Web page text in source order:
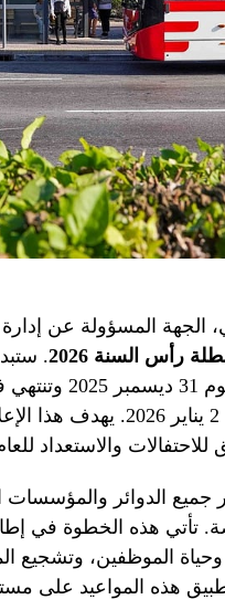
الجهة المسؤولة عن
رأس السنة 2026
.
كالمعتاد في يوم 2
والاستعداد
جميع الدوائر والمؤسسات
تأتي هذه الخطوة في
وحياة الموظفين، وتشجيع
هذه المواعيد على